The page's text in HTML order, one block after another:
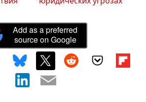
Add as a preferred
source on Google